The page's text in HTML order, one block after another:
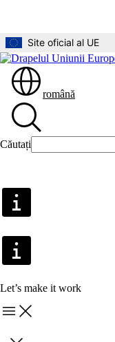
Site oficial al UE
română
Căutați
Let’s make it work
Menu